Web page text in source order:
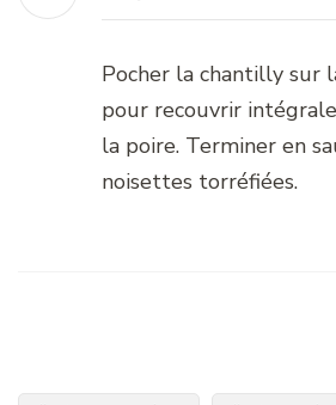
Pocher la chantilly sur
pour recouvrir
la poire. Terminer en
noisettes torréfiées.